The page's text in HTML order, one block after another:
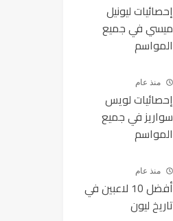
إحصائيات ليونيل
ميسي في جميع
المواسم
منذ عام
إحصائيات لويس
سواريز في جميع
المواسم
منذ عام
أفضل 10 لاعبين في
تاريخ ليون